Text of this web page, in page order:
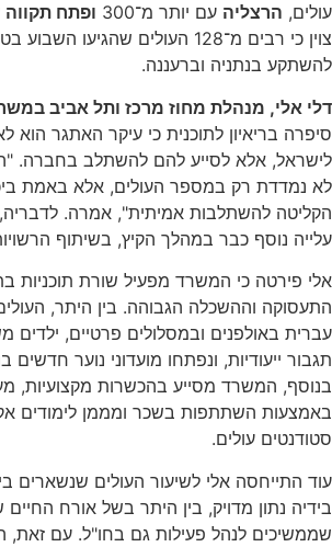
עולים, הרצליה עם יותר מ־300 ופתח תקווה
צוין כי רבים מ־128 העולים
להשתקע בנתניה וברעננה.
דלי אלי, מנהלת מחוז מרכז ותל אביב
סיפרה בריאיון לתוכנית כי עיקר האתגר הוא
לישראל, אלא לסייע להם להשתלב בחברה.
לא נמדדת רק במספר העולים, אלא באמת
הקליטה להשתלבות אמיתית", אמרה.
עלייה נוסף כבר במהלך הקיץ, בשיתוף
אלי פירטה כי המשרד מפעיל שורת תוכניות
התעסוקה וההשכלה הגבוהה. בין היתר,
עברית באולפנים ובמסלולים פרטיים, ילדים
תגבור ייעודיות, ונפתחו מועדוני נוער חדשים
בנוסף, המשרד מסייע בהכשרות מקצועיות,
באמצעות השתתפות בשכר ומממן לימודים
סטודנטים עולים.
עוד התייחסה אלי לשיעור העולים שנשארים
בידיה נתון מדויק, בין היתר בשל אורח
שממשיכים לנהל פעילות גם בחו"ל. עם זאת,